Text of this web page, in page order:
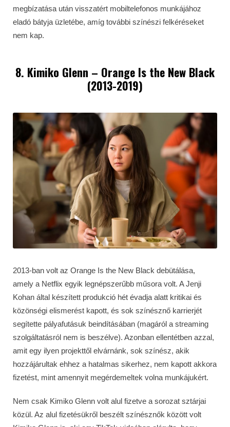
megbízatása után visszatért mobiltelefonos munkájához
eladó bátyja üzletébe, amíg további színészi felkéréseket
nem kap.
8. Kimiko Glenn – Orange Is the New Black
(2013-2019)
2013-ban volt az Orange Is the New Black debütálása,
amely a Netflix egyik legnépszerűbb műsora volt. A Jenji
Kohan által készített produkció hét évadja alatt kritikai és
közönségi elismerést kapott, és sok színésznő karrierjét
segítette pályafutásuk beindításában (magáról a streaming
szolgáltatásról nem is beszélve). Azonban ellentétben azzal,
amit egy ilyen projekttől elvárnánk, sok színész, akik
hozzájárultak ehhez a hatalmas sikerhez, nem kapott akkora
fizetést, mint amennyit megérdemeltek volna munkájukért.
Nem csak Kimiko Glenn volt alul fizetve a sorozat sztárjai
közül. Az alul fizetésükről beszélt színésznők között volt